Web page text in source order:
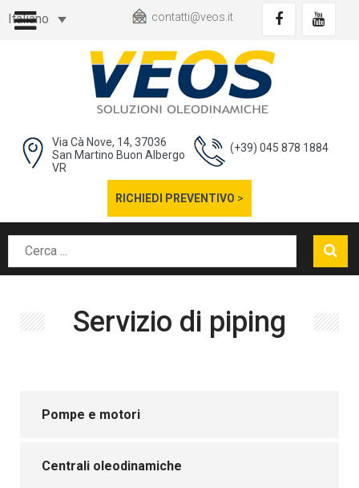
Italiano contatti@veos.it
Via Cà Nove, 14, 37036
San Martino Buon Albergo
VR
(+39) 045 878 1884
RICHIEDI PREVENTIVO >
Servizio di piping
Pompe e motori
Centrali oleodinamiche